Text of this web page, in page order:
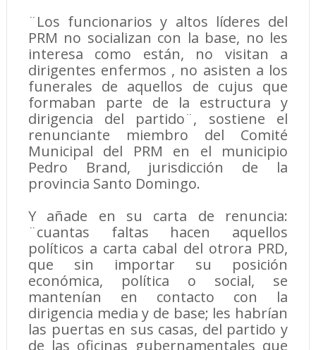
¨Los funcionarios y altos líderes del
PRM no socializan con la base, no les
interesa como están, no visitan a
dirigentes enfermos , no asisten a los
funerales de aquellos de cujus que
formaban parte de la estructura y
dirigencia del partido¨, sostiene el
renunciante miembro del Comité
Municipal del PRM en el municipio
Pedro Brand, jurisdicción de la
provincia Santo Domingo.
Y añade en su carta de renuncia:
¨cuantas faltas hacen aquellos
políticos a carta cabal del otrora PRD,
que sin importar su posición
económica, política o social, se
mantenían en contacto con la
dirigencia media y de base; les habrían
las puertas en sus casas, del partido y
de las oficinas gubernamentales que